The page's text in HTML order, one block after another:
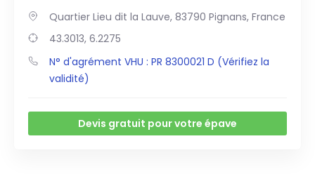
Quartier Lieu dit la Lauve, 83790 Pignans, France
43.3013, 6.2275
N° d'agrément VHU : PR 8300021 D (Vérifiez la
validité)
Devis gratuit pour votre épave